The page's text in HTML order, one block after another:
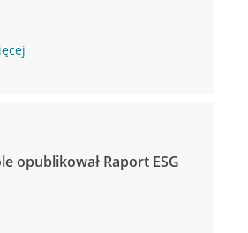
opublikował Raport ESG